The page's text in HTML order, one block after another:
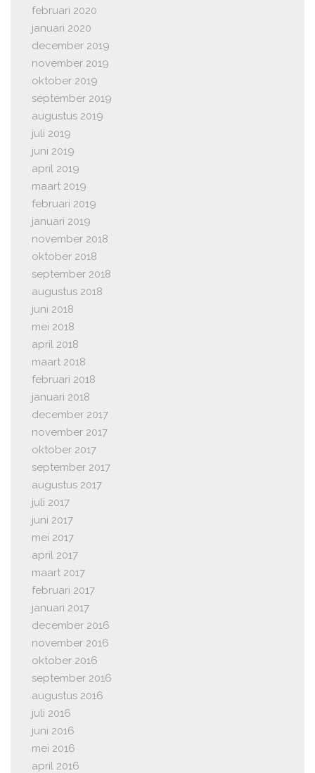
februari 2020
januari 2020
december 2019
november 2019
oktober 2019
september 2019
augustus 2019
juli 2019
juni 2019
april 2019
maart 2019
februari 2019
januari 2019
november 2018
oktober 2018
september 2018
augustus 2018
juni 2018
mei 2018
april 2018
maart 2018
februari 2018
januari 2018
december 2017
november 2017
oktober 2017
september 2017
augustus 2017
juli 2017
juni 2017
mei 2017
april 2017
maart 2017
februari 2017
januari 2017
december 2016
november 2016
oktober 2016
september 2016
augustus 2016
juli 2016
juni 2016
mei 2016
april 2016